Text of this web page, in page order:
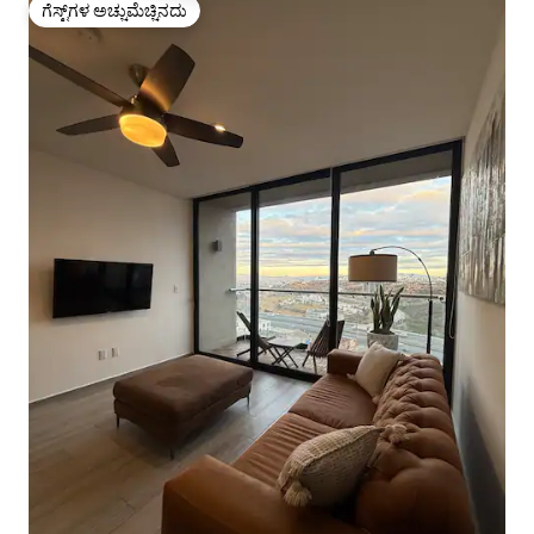
ಗೆಸ್ಟ್‌ಗಳ ಅಚ್ಚುಮೆಚ್ಚಿನದು
ಗೆಸ್ಟ್‌ಗಳ ಅಚ್ಚುಮೆಚ್ಚಿನದು